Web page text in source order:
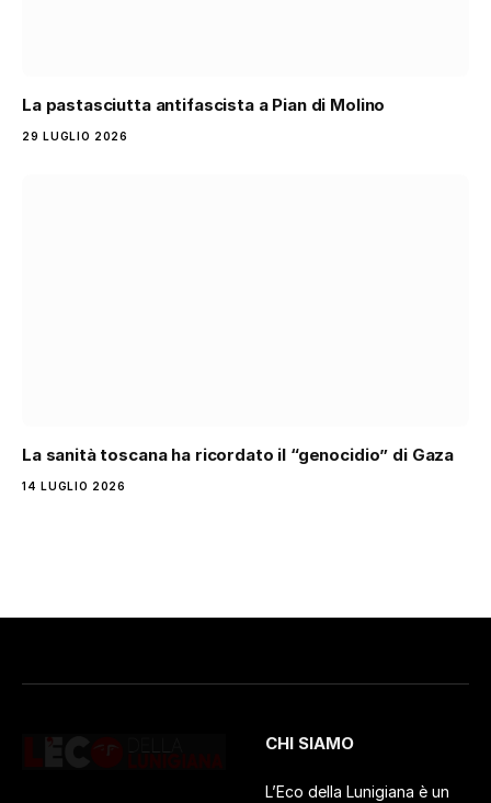
La pastasciutta antifascista a Pian di Molino
29 LUGLIO 2026
La sanità toscana ha ricordato il “genocidio” di Gaza
14 LUGLIO 2026
CHI SIAMO
L’Eco della Lunigiana è un